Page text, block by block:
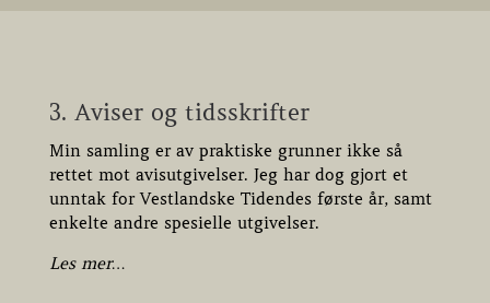
3. Aviser og tidsskrifter
Min samling er av praktiske grunner ikke så
rettet mot avisutgivelser. Jeg har dog gjort et
unntak for Vestlandske Tidendes første år, samt
enkelte andre spesielle utgivelser.
Les mer…